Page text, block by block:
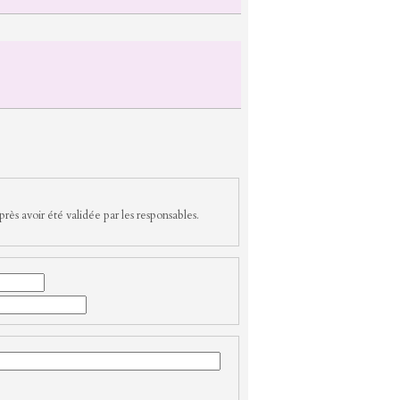
avoir été validée par les responsables.